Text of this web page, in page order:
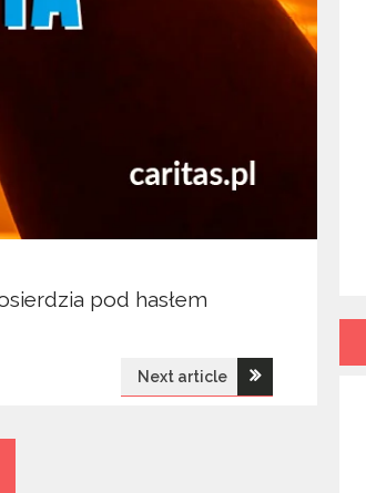
pod hasłem
Next article